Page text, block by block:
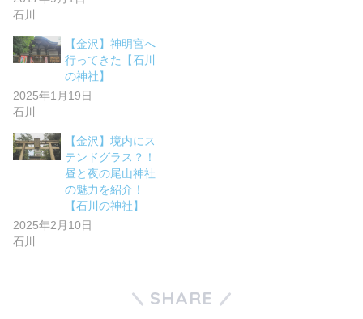
石川
【金沢】神明宮へ
行ってきた【石川
の神社】
2025年1月19日
石川
【金沢】境内にス
テンドグラス？！
昼と夜の尾山神社
の魅力を紹介！
【石川の神社】
2025年2月10日
石川
SHARE